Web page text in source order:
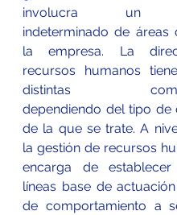
involucra un
indeterminado de áreas
la empresa. La
recursos humanos
distintas
dependiendo del tipo de
de la que se trate. A
la gestión de recursos
encarga de establecer
líneas base de
de comportamiento a